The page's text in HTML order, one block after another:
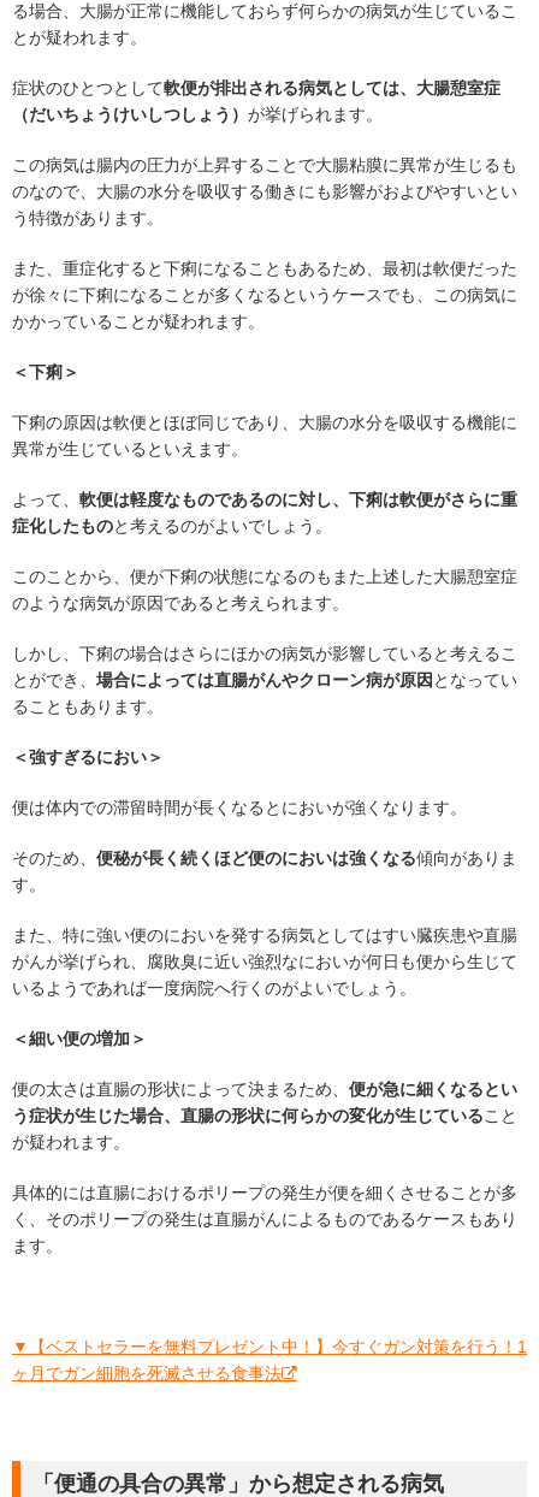
る場合、大腸が正常に機能しておらず何らかの病気が生じているこ
とが疑われます。
症状のひとつとして軟便が排出される病気としては、大腸憩室症
（だいちょうけいしつしょう） が挙げられます。
この病気は腸内の圧力が上昇することで大腸粘膜に異常が生じるも
のなので、大腸の水分を吸収する働きにも影響がおよびやすいとい
う特徴があります。
また、重症化すると下痢になることもあるため、最初は軟便だった
が徐々に下痢になることが多くなるというケースでも、この病気に
かかっていることが疑われます。
＜下痢＞
下痢の原因は軟便とほぼ同じであり、大腸の水分を吸収する機能に
異常が生じているといえます。
よって、 軟便は軽度なものであるのに対し、下痢は軟便がさらに重
症化したものと考えるのがよいでしょう。
このことから、便が下痢の状態になるのもまた上述した大腸憩室症
のような病気が原因であると考えられます。
しかし、下痢の場合はさらにほかの病気が影響していると考えるこ
とができ、 場合によっては直腸がんやクローン病が原因 となってい
ることもあります。
＜強すぎるにおい＞
便は体内での滞留時間が長くなるとにおいが強くなります。
そのため、 便秘が長く続くほど便のにおいは強くなる傾向がありま
す。
また、特に強い便のにおいを発する病気としてはすい臓疾患や直腸
がんが挙げられ、腐敗臭に近い強烈なにおいが何日も便から生じて
いるようであれば一度病院へ行くのがよいでしょう。
＜細い便の増加＞
便の太さは直腸の形状によって決まるため、 便が急に細くなるとい
う症状が生じた場合、直腸の形状に何らかの変化が生じていること
が疑われます。
具体的には直腸におけるポリープの発生が便を細くさせることが多
く、そのポリープの発生は直腸がんによるものであるケースもあり
ます。
▼【ベストセラーを無料プレゼント中！】今すぐガン対策を行う！1
ヶ月でガン細胞を死滅させる食事法
「便通の具合の異常」から想定される病気